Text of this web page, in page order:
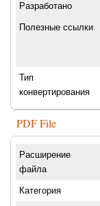
Разработано
Полезные ссылки
Тип
конвертирования
PDF File
Расширение
файла
Категория